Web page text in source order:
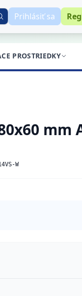
Prihlásiť sa
PROSTRIEDKY
mm
W